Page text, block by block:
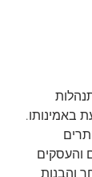
באמינותו.
והעסקים